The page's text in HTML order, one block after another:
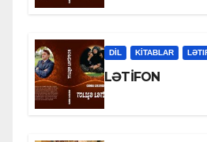
DİL KİTABLAR
LƏTİFON